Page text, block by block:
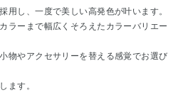
用し、一度で美しい高発色が叶います。
ラーまで幅広くそろえたカラーバリエー
物やアクセサリーを替える感覚でお選び
ます。